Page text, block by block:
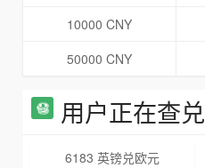
10000 CNY
50000 CNY
用户正在查兑
6183 英镑兑欧元